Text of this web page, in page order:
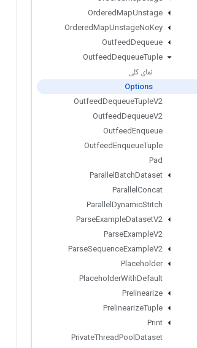
OrderedMapUnstage
OrderedMapUnstageNoKey
OutfeedDequeue
OutfeedDequeueTuple
نمای کلی
Options
OutfeedDequeueTupleV2
OutfeedDequeueV2
OutfeedEnqueue
OutfeedEnqueueTuple
Pad
Parallel BatchDataset
Parallel Concat
Parallel DynamicStitch
ParseExampleDatasetV2
ParseExampleV2
ParseSequenceExampleV2
Placeholder
PlaceholderWithDefault
Prelinearize
PrelinearizeTuple
Print
PrivateThreadPool Dataset